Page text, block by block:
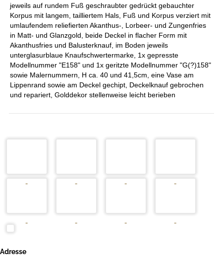
jeweils auf rundem Fuß geschraubter gedrückt gebauchter
Korpus mit langem, tailliertem Hals, Fuß und Korpus verziert mit
umlaufendem reliefierten Akanthus-, Lorbeer- und Zungenfries
in Matt- und Glanzgold, beide Deckel in flacher Form mit
Akanthusfries und Balusterknauf, im Boden jeweils
unterglasurblaue Knaufschwertermarke, 1x gepresste
Modellnummer "E158" und 1x geritzte Modellnummer "G(?)158"
sowie Malernummern, H ca. 40 und 41,5cm, eine Vase am
Lippenrand sowie am Deckel gechipt, Deckelknauf gebrochen
und repariert, Golddekor stellenweise leicht berieben
Adresse